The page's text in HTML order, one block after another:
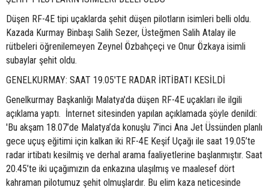
Düşen RF-4E tipi uçaklarda şehit düşen pilotların isimleri belli oldu.
Kazada Kurmay Binbaşı Salih Sezer, Üsteğmen Salih Atalay ile
rütbeleri öğrenilemeyen Zeynel Özbahçeçi ve Onur Özkaya isimli
subaylar şehit oldu.
GENELKURMAY: SAAT 19.05'TE RADAR İRTİBATI KESİLDİ
Genelkurmay Başkanlığı Malatya'da düşen RF-4E uçakları ile ilgili
açıklama yaptı. İnternet sitesinden yapılan açıklamada şöyle denildi:
'Bu akşam 18.07’de Malatya’da konuşlu 7’inci Ana Jet Üssünden planlı
gece uçuş eğitimi için kalkan iki RF-4E Keşif Uçağı ile saat 19.05’te
radar irtibatı kesilmiş ve derhal arama faaliyetlerine başlanmıştır. Saat
20.45’te iki uçağımızın da enkazına ulaşılmış ve maalesef dört
kahraman pilotumuz şehit olmuşlardır. Bu elim kaza neticesinde